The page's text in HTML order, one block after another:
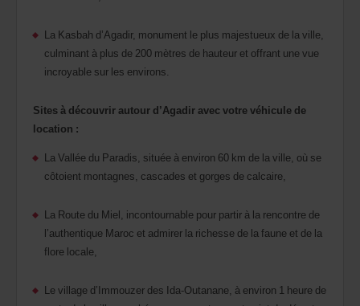
La Kasbah d’Agadir, monument le plus majestueux de la ville,
culminant à plus de 200 mètres de hauteur et offrant une vue
incroyable sur les environs.
Sites à découvrir autour d’Agadir avec votre véhicule de
location :
La Vallée du Paradis, située à environ 60 km de la ville, où se
côtoient montagnes, cascades et gorges de calcaire,
La Route du Miel, incontournable pour partir à la rencontre de
l’authentique Maroc et admirer la richesse de la faune et de la
flore locale,
Le village d’Immouzer des Ida-Outanane, à environ 1 heure de